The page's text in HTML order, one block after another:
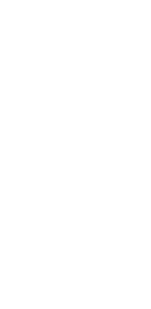
4.
Чому
1)
3.
зробити
бліх і